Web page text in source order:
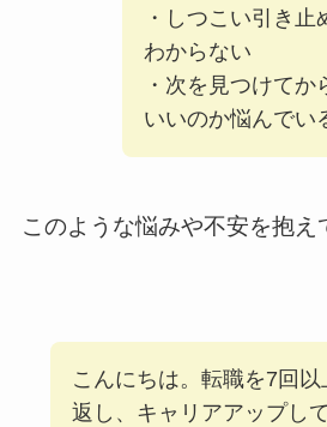
・しつこい引き止
わからない
・次を見つけてか
いいのか悩んでい
このような悩みや不安を抱え
こんにちは。転職を7回以
返し、キャリアアップし